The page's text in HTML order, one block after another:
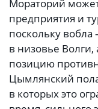
Мораторий
предприятия и
поскольку
в низовье
позицию
Цымлянский
в которых это